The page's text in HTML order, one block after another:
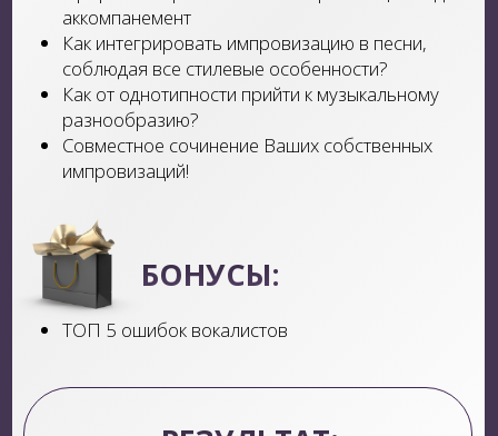
РЕЗУЛЬТАТ:
Узнаешь основы написания песен.
Поймешь, как создать собственную песню.
+ ВЫПУСКНОЙ В ПРЯМОМ
сделать мелодию интереснее? Что такое хуки?
Бэк вокал в песне. Вспоминаем структуру
песни и придумываем свою мелодию.